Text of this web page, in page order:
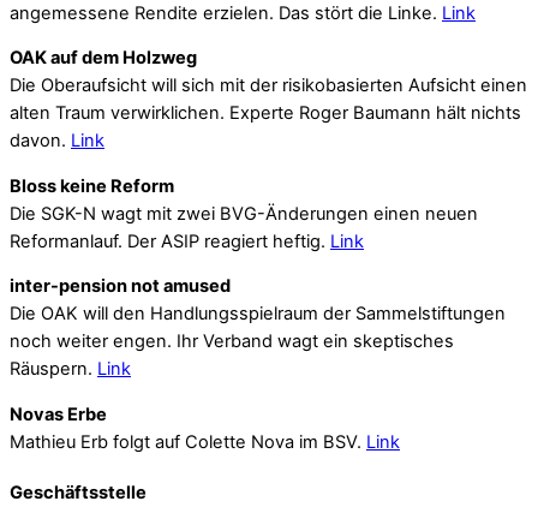
angemessene Rendite erzielen. Das stört die Linke. Link
OAK auf dem Holzweg
Die Oberaufsicht will sich mit der risikobasierten Aufsicht einen
alten Traum verwirklichen. Experte Roger Baumann hält nichts
davon. Link
Bloss keine Reform
Die SGK-N wagt mit zwei BVG-Änderungen einen neuen
Reformanlauf. Der ASIP reagiert heftig. Link
inter-pension not amused
Die OAK will den Handlungsspielraum der Sammelstiftungen
noch weiter engen. Ihr Verband wagt ein skeptisches
Räuspern. Link
Novas Erbe
Mathieu Erb folgt auf Colette Nova im BSV. Link
Geschäftsstelle